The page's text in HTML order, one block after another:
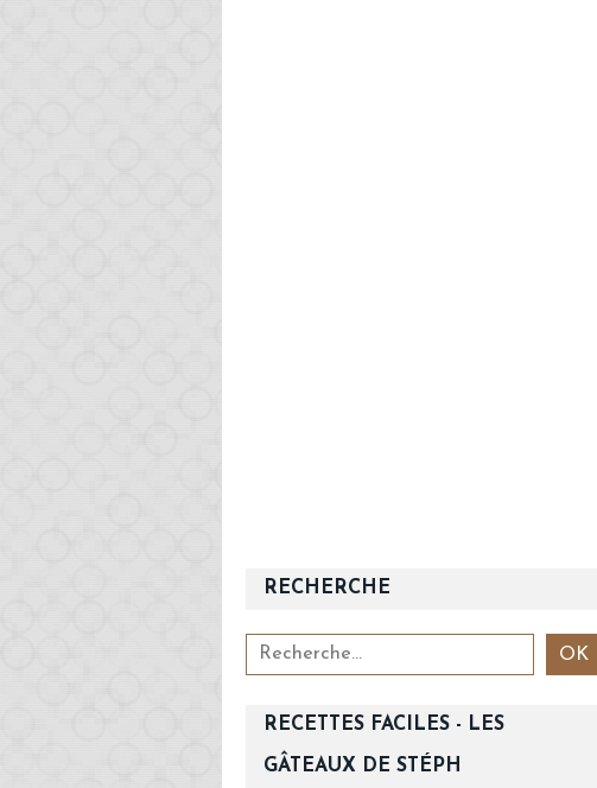
RECHERCHE
RECETTES FACILES - LES
GÂTEAUX DE STÉPH